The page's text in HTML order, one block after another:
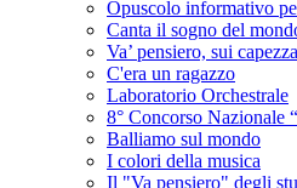
Opuscolo informativo
Canta il sogno del
Va’ pensiero, sui
C'era un ragazzo
Laboratorio Orchestrale
8° Concorso Nazionale
Balliamo sul mondo
I colori della musica
Il "Va pensiero" degli